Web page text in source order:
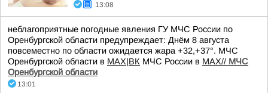
13:08
неблагоприятные погодные явления ГУ МЧС России по
Оренбургской области предупреждает: Днём 8 августа
повсеместно по области ожидается жара +32,+37°. МЧС
Оренбургской области в MAX|ВК МЧС России в MAX// МЧС
Оренбургской области
13:01